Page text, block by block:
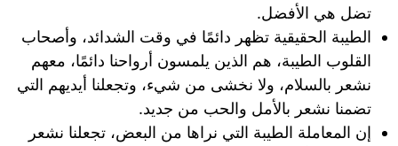
تضل هي الأفضل.
الطيبة الحقيقية تظهر دائمًا في وقت الشدائد، وأصحاب
القلوب الطيبة، هم الذين يلمسون أرواحنا دائمًا، معهم
نشعر بالسلام، ولا نخشى من شيء، وتجعلنا أيديهم التي
تضمنا نشعر بالأمل والحب من جديد.
إن المعاملة الطيبة التي نراها من البعض، تجعلنا نشعر